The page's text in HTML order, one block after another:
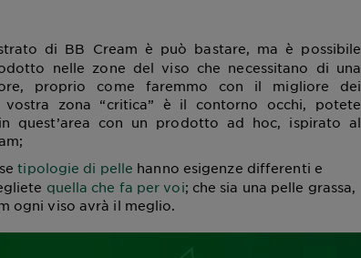
di BB Cream è può bastare, ma è possibile
nelle zone del viso che necessitano di una
proprio come faremmo con il migliore dei
zona “critica” è il contorno occhi, potete
quest’area con un prodotto ad hoc, ispirato al
tipologie di pelle hanno esigenze differenti e
quella che fa per voi; che sia una pelle grassa,
ogni viso avrà il meglio.